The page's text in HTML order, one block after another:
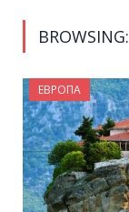
BROWSING:
ЕВРОПА